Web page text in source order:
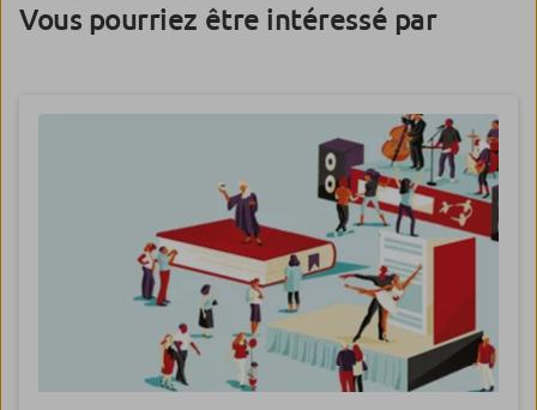
Vous pourriez être intéressé par